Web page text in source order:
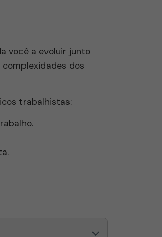
você a evoluir junto
dos
trabalhistas: